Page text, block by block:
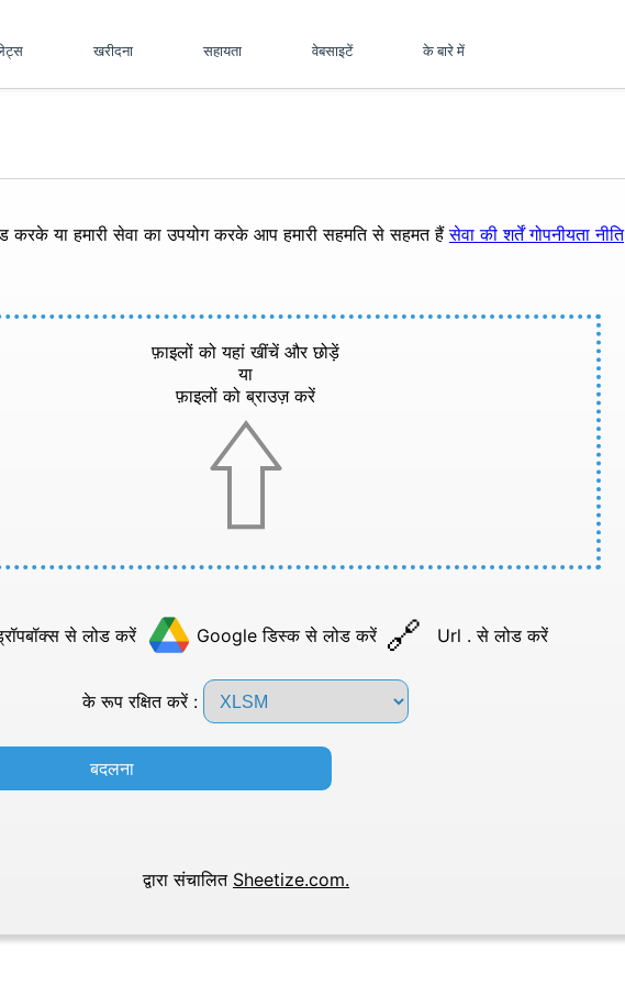
खरीदना सहायता वेबसाइटें के बारे में
करके या हमारी सेवा का उपयोग करके आप हमारी सहमति से सहमत हैंसेवा की शर्तेंगोपनीयता नीति
फ़ाइलों को यहां खींचें और छोड़ें
या
फ़ाइलों को ब्राउज़ करें
से लोड करें Google डिस्क से लोड करें Url . से लोड करें
के रूप रक्षित करें :
बदलना
द्वारा संचालित Sheetize.com.